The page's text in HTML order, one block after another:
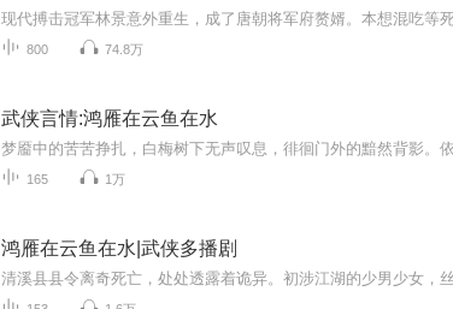
800 74.8万
武侠言情:鸿雁在云鱼在水
165 1万
鸿雁在云鱼在水|武侠多播剧